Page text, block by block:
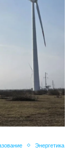
Энергетика